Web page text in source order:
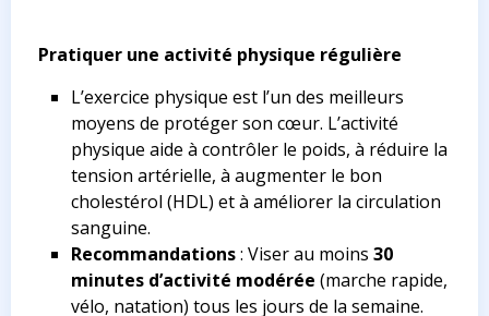
Pratiquer une activité physique régulière
L’exercice physique est l’un des meilleurs
moyens de protéger son cœur. L’activité
physique aide à contrôler le poids, à réduire la
tension artérielle, à augmenter le bon
cholestérol (HDL) et à améliorer la circulation
sanguine.
Recommandations: Viser au moins 30
minutes d’activité modérée (marche rapide,
vélo, natation) tous les jours de la semaine.